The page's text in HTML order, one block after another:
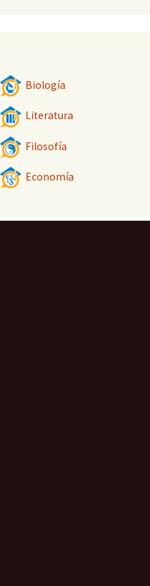
Biología
Literatura
Filosofía
Economía